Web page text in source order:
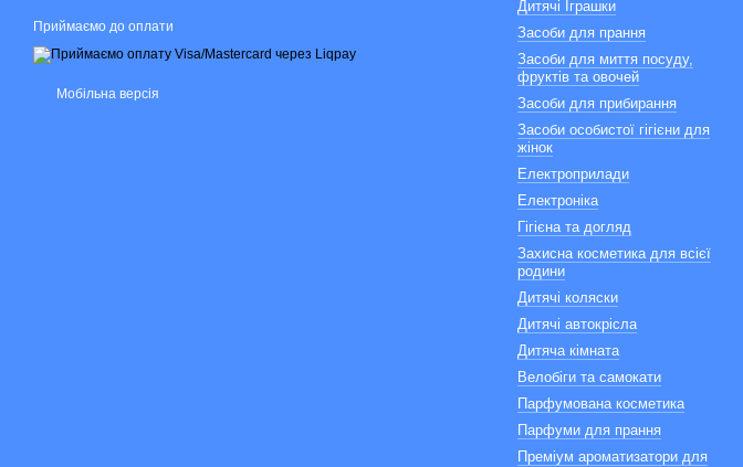
Приймаємо до оплати
Мобільна версія
Дитячі Іграшки
Засоби для прання
Засоби для миття посуду,
фруктів та овочей
Засоби для прибирання
Засоби особистої гігієни для
жінок
Електроприлади
Електроніка
Гігієна та догляд
Захисна косметика для всієї
родини
Дитячі коляски
Дитячі автокрісла
Дитяча кімната
Велобіги та самокати
Парфумована косметика
Парфуми для прання
Преміум ароматизатори для